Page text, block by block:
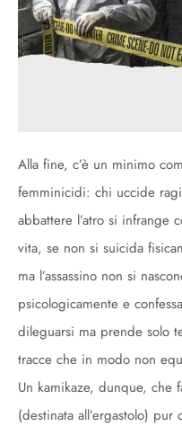
Alla fine, c’è un minimo
femminicidi: chi uccide
abbattere l’atro si infrange
vita, se non si suicida
ma l’assassino non si
psicologicamente e
dileguarsi ma prende solo
tracce che in modo non
Un kamikaze, dunque, che
(destinata all’ergastolo)